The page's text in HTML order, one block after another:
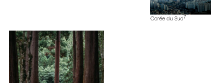
Corée du Sud 7